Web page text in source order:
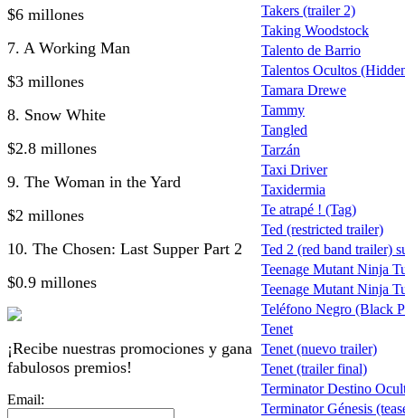
$6 millones
7. A Working Man
$3 millones
8. Snow White
$2.8 millones
9. The Woman in the Yard
$2 millones
10. The Chosen: Last Supper Part 2
$0.9 millones
¡Recibe nuestras promociones y gana
fabulosos premios!
Email:
Takers (trailer 2)
Taking Woodstock
Talento de Barrio
Talentos Ocultos
Tamara Drewe
Tammy
Tangled
Tarzán
Taxi Driver
Taxidermia
Te atrapé ! (Tag)
Ted (restricted trailer)
Ted 2 (red band trailer)
Teenage Mutant Ninja
Teenage Mutant Ninja
Teléfono Negro (Black
Tenet
Tenet (nuevo trailer)
Tenet (trailer final)
Terminator Destino
Terminator Génesis